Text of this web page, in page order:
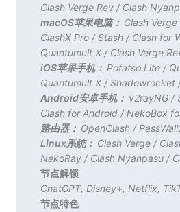
Clash Verge Rev/ Clash
macOS苹果电脑： Clash Verge
ClashX Pro/Stash/ Clash for
Quantumult X/ Clash Verge
iOS苹果手机： Potatso Lite/
Quantumult X/Shadowrocket
Android安卓手机： v2rayNG/
Clash for Android/ NekoBox
路由器： OpenClash/
Linux系统： Clash Verge/
NekoRay/ Clash Nyanpasu/
节点解锁
ChatGPT, Disney+, Netflix,
节点特色